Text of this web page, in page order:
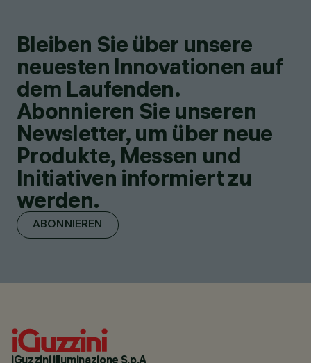
Bleiben Sie über unsere
neuesten Innovationen auf
dem Laufenden.
Abonnieren Sie unseren
Newsletter, um über neue
Produkte, Messen und
Initiativen informiert zu
werden.
ABONNIEREN
iGuzzini illuminazione S.p.A